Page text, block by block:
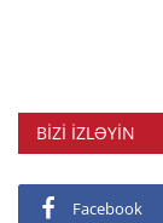
BIZI IZLƏYIN
Facebook